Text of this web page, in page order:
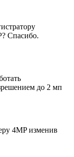
Спасибо.
до 2 мп
4MP изменив